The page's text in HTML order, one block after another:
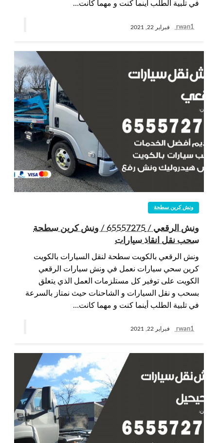
في تلبية الطلب أينما كنت و مهما كانت…
rwan1 فبراير 22, 2021
ونش كرين سطحة
ونش الرقعي / 65557275 / ونش كرين سطحة
سحب نقل انقاذ سيارات
ونش الرقعي بالكويت سطحة لنقل السيارات بالكويت
كرين سحي سيارات نعمل في ونش سيارات الرقعي
الكويت على توفير كل مستلزمات العمل الذي يتعلق
بسحب و نقل السيارات و الشاحنات حيث نمتاز بالسرعة
في تلبية الطلب أينما كنت و مهما كانت…
rwan1 فبراير 22, 2021